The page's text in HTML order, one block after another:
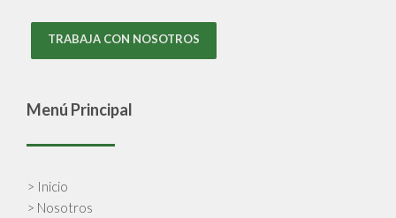
TRABAJA CON NOSOTROS
Menú Principal
> Inicio
> Nosotros